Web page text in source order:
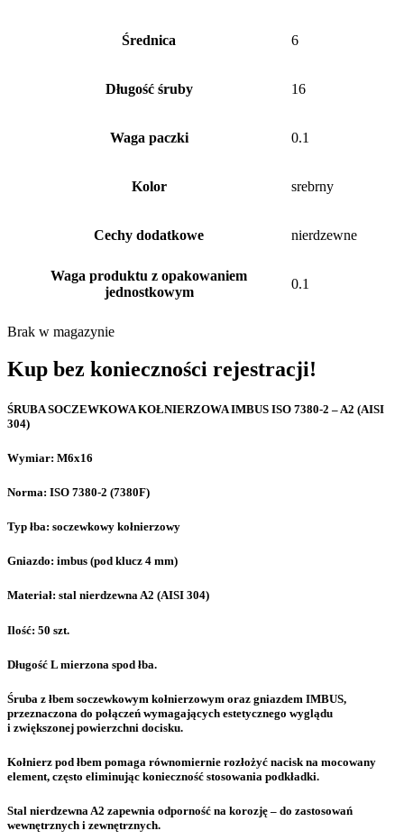
Średnica 6
Długość śruby 16
Waga paczki 0.1
Kolor srebrny
Cechy dodatkowe nierdzewne
Waga produktu z opakowaniem
jednostkowym
0.1
Brak w magazynie
Kup bez konieczności rejestracji!
ŚRUBA SOCZEWKOWA KOŁNIERZOWA IMBUS ISO 7380-2 – A2 (AISI
304)
Wymiar: M6x16
Norma: ISO 7380-2 (7380F)
Typ łba: soczewkowy kołnierzowy
Gniazdo: imbus (pod klucz 4 mm)
Materiał: stal nierdzewna A2 (AISI 304)
Ilość: 50 szt.
Długość L mierzona spod łba.
Śruba z łbem soczewkowym kołnierzowym oraz gniazdem IMBUS,
przeznaczona do połączeń wymagających estetycznego wyglądu
i zwiększonej powierzchni docisku.
Kołnierz pod łbem pomaga równomiernie rozłożyć nacisk na mocowany
element, często eliminując konieczność stosowania podkładki.
Stal nierdzewna A2 zapewnia odporność na korozję – do zastosowań
wewnętrznych i zewnętrznych.